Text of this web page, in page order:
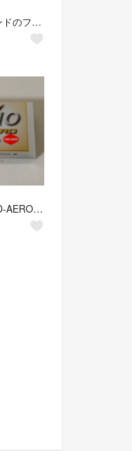
富士急ハイランドのフリーパス 2名分
新品 XXIO XD-AERO プレミアムホワイト